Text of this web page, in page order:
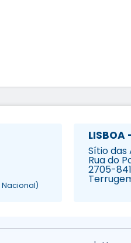
LISBOA
Sítio das
Rua do
2705-